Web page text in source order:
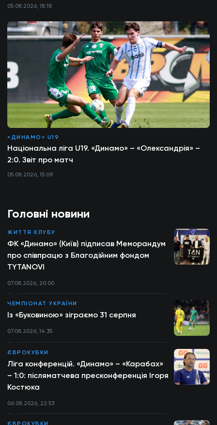
Головні новини
ЖИТТЯ КЛУБУ
ФК «Динамо» (Київ) підписав Меморандум
про співпрацю з Благодійним фондом
TYTANOVI
07.08.2026, 20:00
ЧЕМПІОНАТ УКРАЇНИ
Із «Буковиною» зіграємо 31 серпня
07.08.2026, 14:35
ЄВРОКУБКИ
Ліга конференцій. «Динамо» – «Карабах»
– 1:0: післяматчева пресконференція Ігоря
Костюка
06.08.2026, 22:53
ЄВРОКУБКИ
05.08.2026, 18:18
«ДИНАМО» U19
Національна ліга U19. «Динамо» – «Олександрія» –
2:0. Звіт про матч
05.08.2026, 15:09